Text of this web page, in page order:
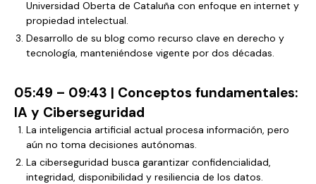
Universidad Oberta de Cataluña con enfoque en internet y
propiedad intelectual.
Desarrollo de su blog como recurso clave en derecho y
tecnología, manteniéndose vigente por dos décadas.
05:49 – 09:43 | Conceptos fundamentales:
IA y Ciberseguridad
La inteligencia artificial actual procesa información, pero
aún no toma decisiones autónomas.
La ciberseguridad busca garantizar confidencialidad,
integridad, disponibilidad y resiliencia de los datos.